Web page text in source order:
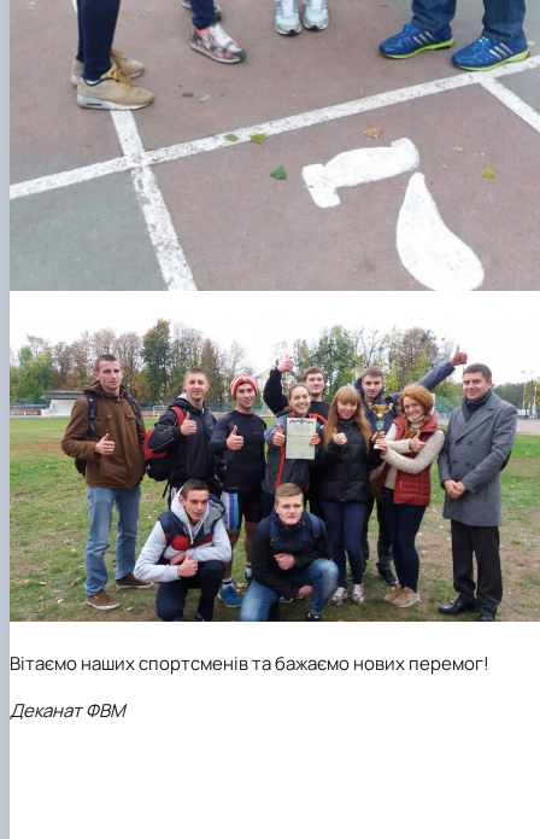
Вітаємо наших спортсменів та бажаємо нових перемог!
Деканат ФВМ